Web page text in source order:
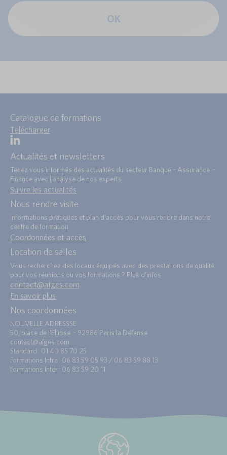
OK
Catalogue de formations
Télécharger
Actualités et newsletters
Tenez vous informés des actualités du secteur Banque – Assurance –
Finance avec l’analyse de nos experts.
Suivre les actualités
Nous rendre visite
Informations pratiques et plan d’accès pour vous rendre dans notre
centre de formation.
Coordonnées et accès
Location de salles
Vous recherchez des locaux équipés avec des prestations de qualité
pour vos réunions ou vos formations ? Plus d’infos :
contact@afges.com
En savoir plus
Nos coordonnées
NOUVELLE ADRESSSE :
50, place de l’Ellipse – 92986 Paris la Défense
contact@afges.com
Standard : 01 40 85 70 25
Formations Intra : 06 83 59 05 93 / 06 83 59 88 13
Formations Inter : 06 83 59 20 11